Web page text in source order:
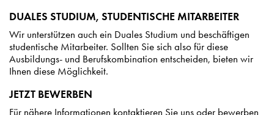
DUALES STUDIUM, STUDENTISCHE MITARBEITER
Wir unterstützen auch ein Duales Studium und beschäftigen
studentische Mitarbeiter. Sollten Sie sich also für diese
Ausbildungs- und Berufskombination entscheiden, bieten wir
Ihnen diese Möglichkeit.
JETZT BEWERBEN
Für nähere Informationen kontaktieren Sie uns oder bewerben